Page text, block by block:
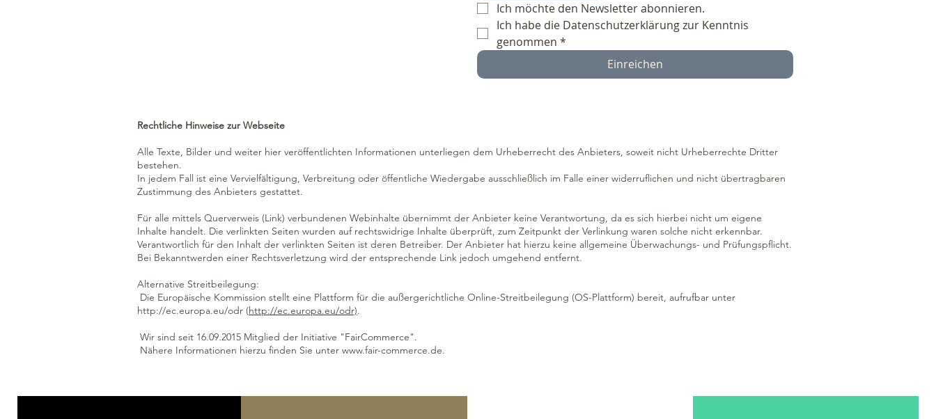
Ich möchte den Newsletter abonnieren.
Ich habe die Datenschutzerklärung zur Kenntnis
genommen *
Einreichen
Rechtliche Hinweise zur Webseite
Alle Texte, Bilder und weiter hier veröffentlichten Informationen unterliegen dem Urheberrecht des Anbieters, soweit nicht Urheberrechte Dritter
bestehen.
In jedem Fall ist eine Vervielfältigung, Verbreitung oder öffentliche Wiedergabe ausschließlich im Falle einer widerruflichen und nicht übertragbaren
Zustimmung des Anbieters gestattet.
Für alle mittels Querverweis (Link) verbundenen Webinhalte übernimmt der Anbieter keine Verantwortung, da es sich hierbei nicht um eigene
Inhalte handelt. Die verlinkten Seiten wurden auf rechtswidrige Inhalte überprüft, zum Zeitpunkt der Verlinkung waren solche nicht erkennbar.
Verantwortlich für den Inhalt der verlinkten Seiten ist deren Betreiber. Der Anbieter hat hierzu keine allgemeine Überwachungs- und Prüfungspflicht.
Bei Bekanntwerden einer Rechtsverletzung wird der entsprechende Link jedoch umgehend entfernt.
Alternative Streitbeilegung:
Die Europäische Kommission stellt eine Plattform für die außergerichtliche Online-Streitbeilegung (OS-Plattform) bereit, aufrufbar unter
http://ec.europa.eu/odr (http://ec.europa.eu/odr).
Wir sind seit 16.09.2015 Mitglied der Initiative "FairCommerce".
Nähere Informationen hierzu finden Sie unter www.fair-commerce.de.